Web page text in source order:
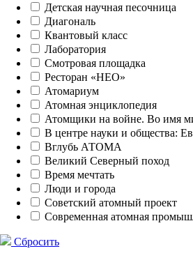
Детская научная песочница
Диагональ
Квантовый класс
Лаборатория
Смотровая площадка
Ресторан «НЕО»
Атомариум
Атомная энциклопедия
Атомщики на войне. Во имя
В центре науки и общества:
Вглубь АТОМА
Великий Северный поход
Время мечтать
Люди и города
Советский атомный проект
Современная атомная
Сбросить